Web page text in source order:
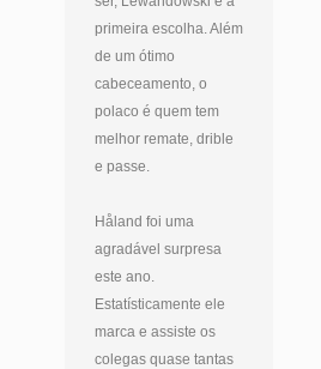
primeira escolha. Além
de um ótimo
cabeceamento, o
polaco é quem tem
melhor remate, drible
e passe.
Håland foi uma
agradável surpresa
este ano.
Estatísticamente ele
marca e assiste os
colegas quase tantas